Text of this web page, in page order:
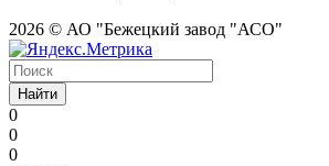
2026 © АО "Бежецкий завод "АСО"
Найти
0
0
0